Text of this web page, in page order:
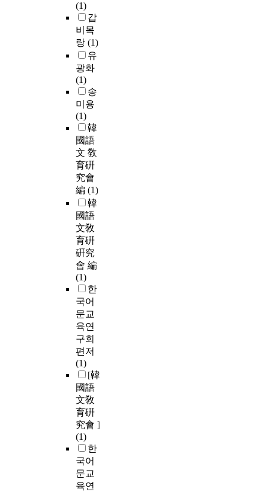
(1)
갑
비목
랑 (1)
유
광화
(1)
송
미용
(1)
韓
國語
文 敎
育硏
究會
編 (1)
韓
國語
文敎
育硏
硏究
會 編
(1)
한
국어
문교
육연
구회
편저
(1)
[韓
國語
文敎
育硏
究會 ]
(1)
한
국어
문교
육연